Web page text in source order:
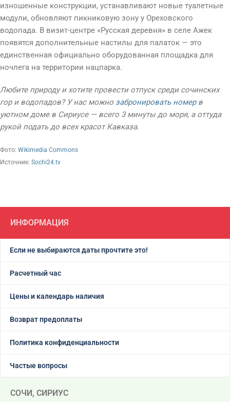
изношенные конструкции, устанавливают новые туалетные
модули, обновляют пикниковую зону у Ореховского
водопада. В визит-центре «Русская деревня» в селе Ажек
появятся дополнительные настилы для палаток — это
единственная официально оборудованная площадка для
ночлега на территории нацпарка.
Любите природу и хотите провести отпуск среди сочинских
гор и водопадов? У нас можно забронировать номерв
уютном доме в Сириусе — всего 3 минуты до моря, а оттуда
рукой подать до всех красот Кавказа.
Фото: Wikimedia Commons
Источник: Sochi24.tv
ИНФОРМАЦИЯ
Если не выбираются даты прочтите это!
Расчетный час
Цены и календарь наличия
Возврат предоплаты
Политика конфиденциальности
Частые вопросы
СОЧИ, СИРИУС